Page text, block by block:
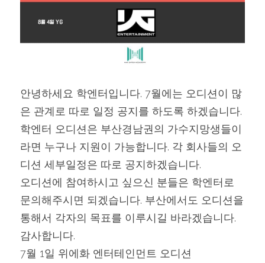
안녕하세요 학엔터입니다. 7월에는 오디션이 많
은 관계로 따로 일정 공지를 하도록 하겠습니다.
학엔터 오디션은 부산경남권의 가수지망생들이
라면 누구나 지원이 가능합니다. 각 회사들의 오
디션 세부일정은 따로 공지하겠습니다.
오디션에 참여하시고 싶으신 분들은 학엔터로
문의해주시면 되겠습니다. 부산에서도 오디션을
통해서 각자의 목표를 이루시길 바라겠습니다.
감사합니다.
7월 1일 위에화 엔터테인먼트 오디션